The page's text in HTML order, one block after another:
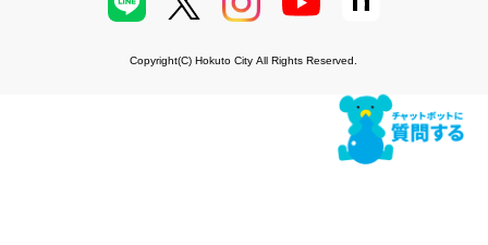
Copyright(C) Hokuto City All Rights Reserved.